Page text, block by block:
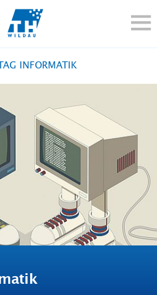
TH-
Webmail Moodle
English
INFORMATIK